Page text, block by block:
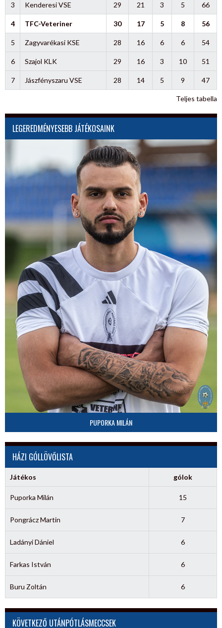
3 Kenderesi VSE 29 21 3 5 66
4 TFC-Veteriner 30 17 5 8 56
5 Zagyvarékasi KSE 28 16 6 6 54
6 Szajol KLK 29 16 3 10 51
7 Jászfényszaru VSE 28 14 5 9 47
Teljes tabella
LEGEREDMÉNYESEBB JÁTÉKOSAINK
PUPORKA MILÁN
HÁZI GÓLLÖVŐLISTA
Játékos gólok
Puporka Milán 15
Pongrácz Martin 7
Ladányi Dániel 6
Farkas István 6
Buru Zoltán 6
KÖVETKEZŐ UTÁNPÓTLÁSMECCSEK